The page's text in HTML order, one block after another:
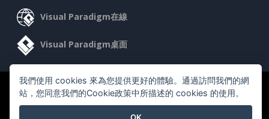
Visual Paradigm在線
Visual Paradigm桌面
©2026 by Visual Paradigm. 版權所有。 服務條款
AI Policy
隱私政策
我們使用 cookies 來為您提供更好的體驗。通過訪問我們的網
站，您同意我們的Cookie政策中所描述的 cookies 的使用。